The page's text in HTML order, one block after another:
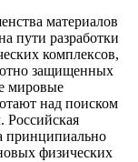
материалов
пути разработки
комплексов,
защищенных
мировые
над поиском
Российская
принципиально
физических